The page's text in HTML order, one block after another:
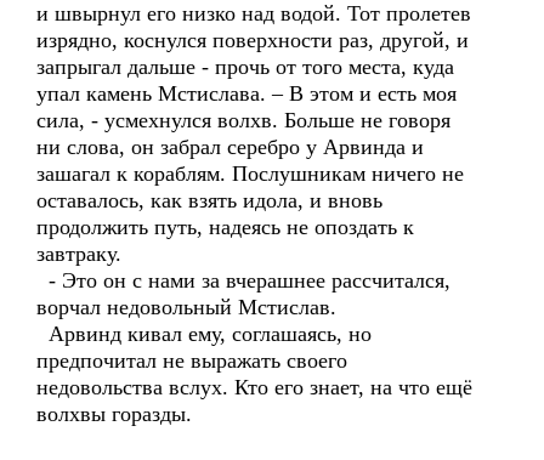
и швырнул его низко над водой. Тот пролетев
изрядно, коснулся поверхности раз, другой, и
запрыгал дальше - прочь от того места, куда
упал камень Мстислава. – В этом и есть моя
сила, - усмехнулся волхв. Больше не говоря
ни слова, он забрал серебро у Арвинда и
зашагал к кораблям. Послушникам ничего не
оставалось, как взять идола, и вновь
продолжить путь, надеясь не опоздать к
завтраку.
- Это он с нами за вчерашнее рассчитался,
ворчал недовольный Мстислав.
Арвинд кивал ему, соглашаясь, но
предпочитал не выражать своего
недовольства вслух. Кто его знает, на что ещё
волхвы горазды.